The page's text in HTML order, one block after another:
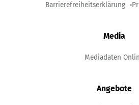
Barrierefreiheitserklärung
Media
Mediadaten
Angebote